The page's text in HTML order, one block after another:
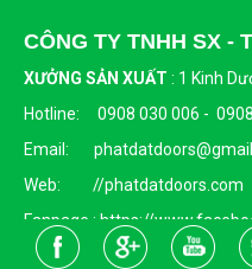
CÔNG TY TNHH SX -
XƯỞNG SẢN XUẤT : 1 Kinh
Hotline: 0908 030 006 -
Email:
Web: //phatdatdoors.com
Fanpage : https://
Người Đại Diện Pháp Luật: Bà